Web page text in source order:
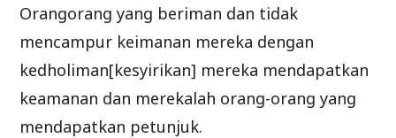
Orangorang yang beriman dan tidak
mencampur keimanan mereka dengan
kedholiman[kesyirikan] mereka mendapatkan
keamanan dan merekalah orang-orang yang
mendapatkan petunjuk.